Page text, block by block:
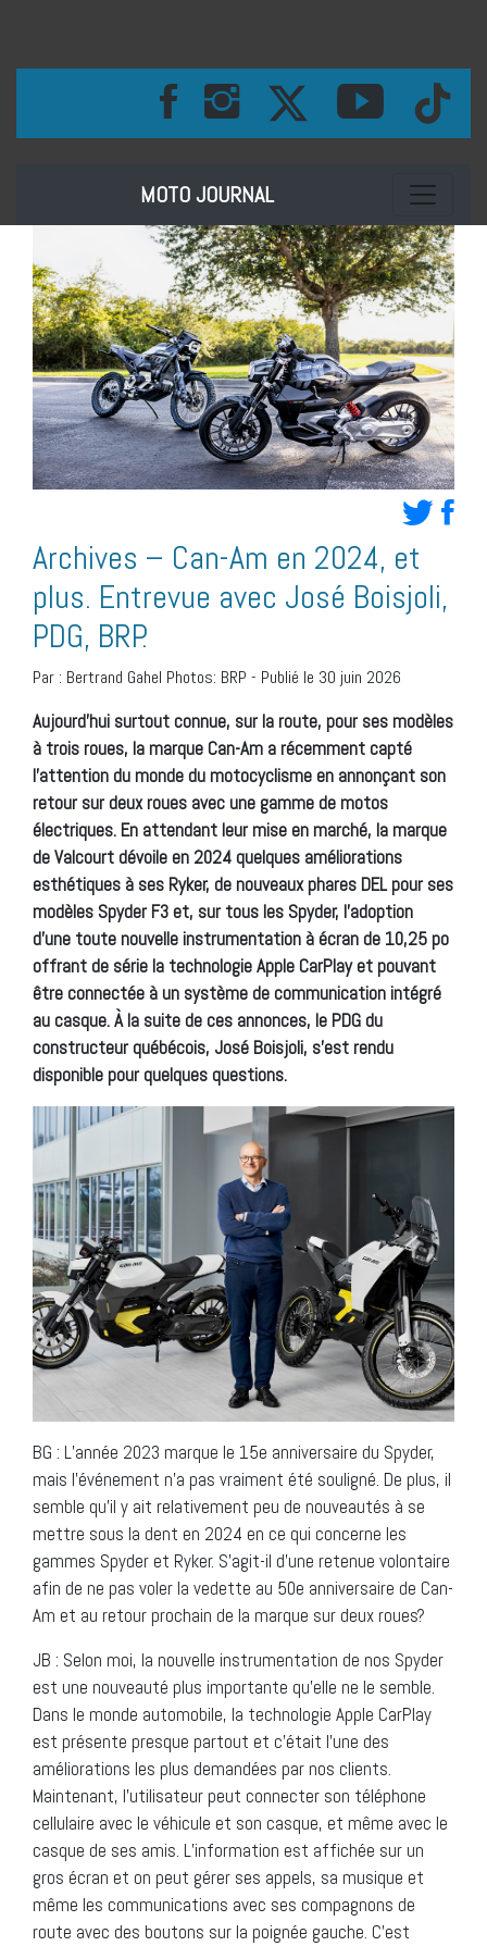
MOTO JOURNAL Toggle
Archives – Can-Am en 2024, et
plus. Entrevue avec José Boisjoli,
PDG, BRP.
Par : Bertrand Gahel Photos: BRP - Publié le 30 juin 2026
Aujourd’hui surtout connue, sur la route, pour ses modèles
à trois roues, la marque Can-Am a récemment capté
l’attention du monde du motocyclisme en annonçant son
retour sur deux roues avec une gamme de motos
électriques. En attendant leur mise en marché, la marque
de Valcourt dévoile en 2024 quelques améliorations
esthétiques à ses Ryker, de nouveaux phares DEL pour ses
modèles Spyder F3 et, sur tous les Spyder, l’adoption
d’une toute nouvelle instrumentation à écran de 10,25 po
offrant de série la technologie Apple CarPlay et pouvant
être connectée à un système de communication intégré
au casque. À la suite de ces annonces, le PDG du
constructeur québécois, José Boisjoli, s’est rendu
disponible pour quelques questions.
BG : L’année 2023 marque le 15e anniversaire du Spyder,
mais l’événement n’a pas vraiment été souligné. De plus, il
semble qu’il y ait relativement peu de nouveautés à se
mettre sous la dent en 2024 en ce qui concerne les
gammes Spyder et Ryker. S’agit-il d’une retenue volontaire
afin de ne pas voler la vedette au 50e anniversaire de Can-
Am et au retour prochain de la marque sur deux roues?
JB : Selon moi, la nouvelle instrumentation de nos Spyder
est une nouveauté plus importante qu’elle ne le semble.
Dans le monde automobile, la technologie Apple CarPlay
est présente presque partout et c’était l’une des
améliorations les plus demandées par nos clients.
Maintenant, l’utilisateur peut connecter son téléphone
cellulaire avec le véhicule et son casque, et même avec le
casque de ses amis. L’information est affichée sur un
gros écran et on peut gérer ses appels, sa musique et
même les communications avec ses compagnons de
route avec des boutons sur la poignée gauche. C’est